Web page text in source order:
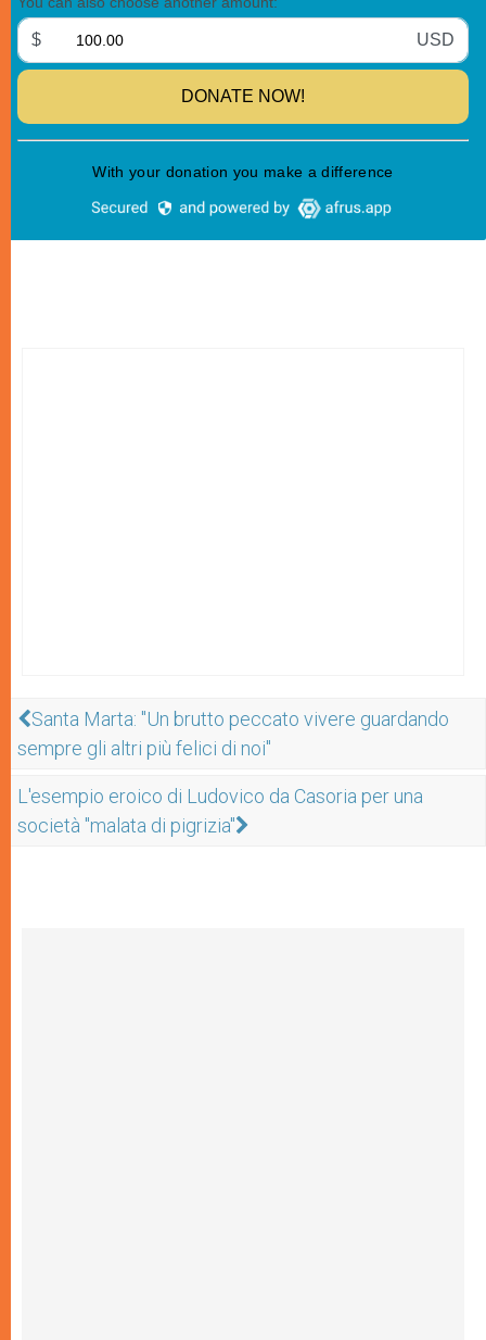
Santa Marta: "Un brutto peccato vivere guardando
sempre gli altri più felici di noi"
L'esempio eroico di Ludovico da Casoria per una
società "malata di pigrizia"